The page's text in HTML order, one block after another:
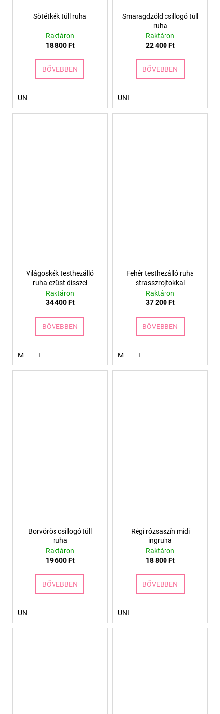
Sötétkék tüll ruha
Raktáron
18 800 Ft
BŐVEBBEN
UNI
Smaragdzöld csillogó tüll
ruha
Raktáron
22 400 Ft
BŐVEBBEN
UNI
Világoskék testhezálló
ruha ezüst dísszel
Raktáron
34 400 Ft
BŐVEBBEN
M L
Fehér testhezálló ruha
strasszrojtokkal
Raktáron
37 200 Ft
BŐVEBBEN
M L
Borvörös csillogó tüll
ruha
Raktáron
19 600 Ft
BŐVEBBEN
UNI
Régi rózsaszín midi
ingruha
Raktáron
18 800 Ft
BŐVEBBEN
UNI